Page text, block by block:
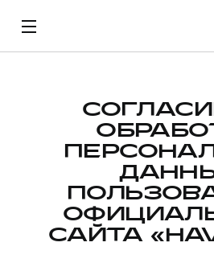
Модели
Городские кроссоверы
Покупателям
Автомобили в наличии
Специальные предложения
Владельцам
СЕРВИСНЫЕ
Нулевое ТО
HAVAL Защита+
О бренде
ДИЛЕРСКАЯ СЕТЬ
Официальные дилеры
Стать дилером CITY
САЙТА